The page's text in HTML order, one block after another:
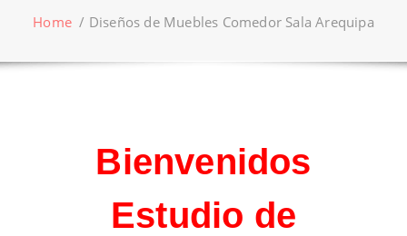
Home / Diseños de Muebles Comedor Sala Arequipa
Bienvenidos
Estudio de